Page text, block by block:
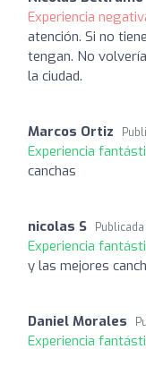
Experiencia
atención. Si no
tengan. No
la ciudad.
Marcos Ortiz
Experiencia
canchas
nicolas S
Experiencia
y las mejores
Daniel Morales
Experiencia